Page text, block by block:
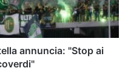
annuncia: "Stop ai